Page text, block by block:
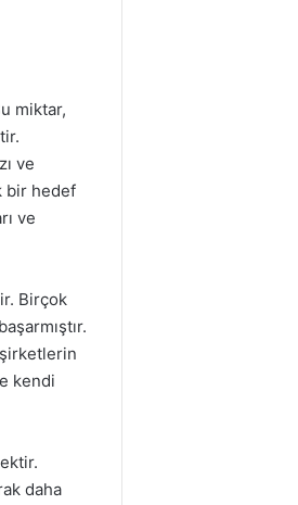
miktar,
ve
bir hedef
ve
Birçok
kendi
daha